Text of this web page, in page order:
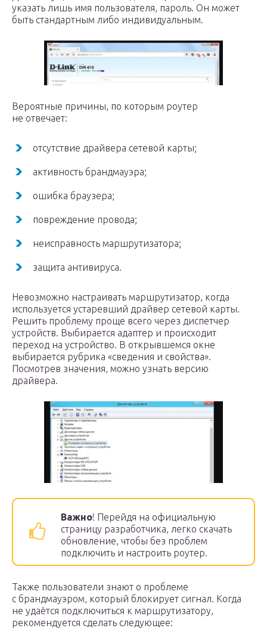
указать лишь имя пользователя, пароль. Он может
быть стандартным либо индивидуальным.
Вероятные причины, по которым роутер
не отвечает:
отсутствие драйвера сетевой карты;
активность брандмауэра;
ошибка браузера;
повреждение провода;
неисправность маршрутизатора;
защита антивируса.
Невозможно настраивать маршрутизатор, когда
используется устаревший драйвер сетевой карты.
Решить проблему проще всего через диспетчер
устройств. Выбирается адаптер и происходит
переход на устройство. В открывшемся окне
выбирается рубрика «сведения и свойства».
Посмотрев значения, можно узнать версию
драйвера.
Важно! Перейдя на официальную
страницу разработчика, легко скачать
обновление, чтобы без проблем
подключить и настроить роутер.
Также пользователи знают о проблеме
с брандмауэром, который блокирует сигнал. Когда
не удаётся подключиться к маршрутизатору,
рекомендуется сделать следующее: